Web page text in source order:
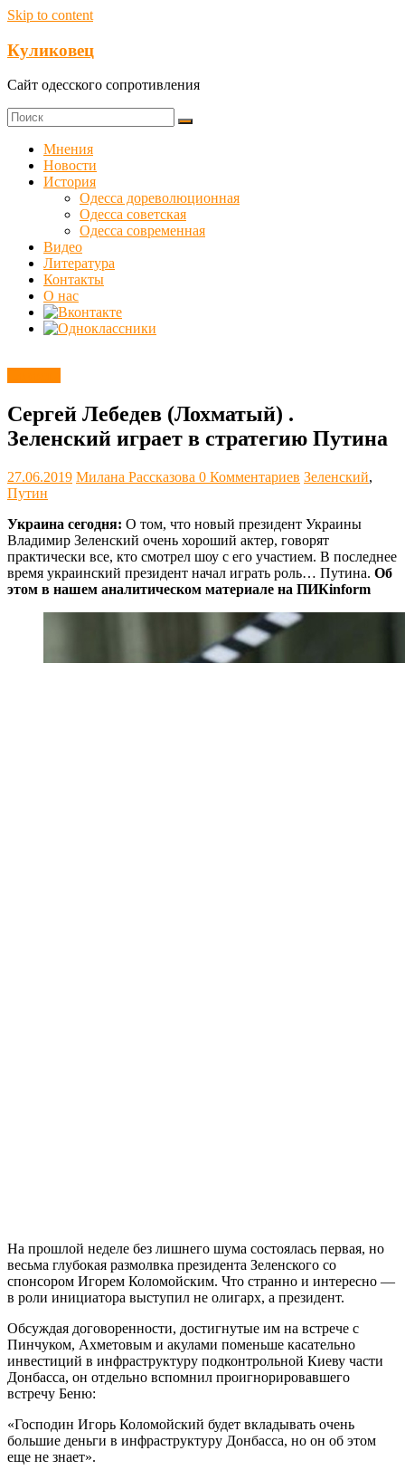
Skip to content
Куликовец
Сайт одесского сопротивления
Мнения
Новости
История
Одесса дореволюционная
Одесса советская
Одесса современная
Видео
Литература
Контакты
О нас
Сергей Лебедев (Лохматый) .
Зеленский играет в стратегию Путина
27.06.2019 Милана Рассказова 0 Комментариев Зеленский,
Путин
Украина сегодня: О том, что новый президент Украины
Владимир Зеленский очень хороший актер, говорят
практически все, кто смотрел шоу с его участием. В последнее
время украинский президент начал играть роль… Путина. Об
этом в нашем аналитическом материале на ПИКinform
На прошлой неделе без лишнего шума состоялась первая, но
весьма глубокая размолвка президента Зеленского со
спонсором Игорем Коломойским. Что странно и интересно —
в роли инициатора выступил не олигарх, а президент.
Обсуждая договоренности, достигнутые им на встрече с
Пинчуком, Ахметовым и акулами поменьше касательно
инвестиций в инфраструктуру подконтрольной Киеву части
Донбасса, он отдельно вспомнил проигнорировавшего
встречу Беню:
«Господин Игорь Коломойский будет вкладывать очень
большие деньги в инфраструктуру Донбасса, но он об этом
еще не знает».